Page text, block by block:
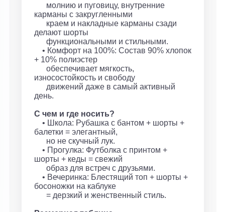
молнию и пуговицу, внутренние
карманы с закругленными
краем и накладные карманы сзади
делают шорты
функциональными и стильными.
• Комфорт на 100%: Состав 90% хлопок
+ 10% полиэстер
обеспечивает мягкость,
износостойкость и свободу
движений даже в самый активный
день.
С чем и где носить?
• Школа: Рубашка с бантом + шорты +
балетки = элегантный,
но не скучный лук.
• Прогулка: Футболка с принтом +
шорты + кеды = свежий
образ для встреч с друзьями.
• Вечеринка: Блестящий топ + шорты +
босоножки на каблуке
= дерзкий и женственный стиль.